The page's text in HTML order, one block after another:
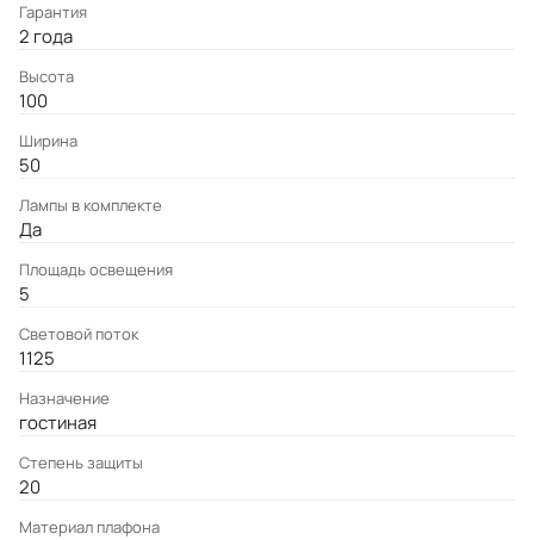
Гарантия
2 года
Высота
100
Ширина
50
Лампы в комплекте
Да
Площадь освещения
5
Световой поток
1125
Назначение
гостиная
Степень защиты
20
Материал плафона